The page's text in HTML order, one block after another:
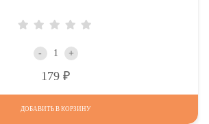
- +
179
ДОБАВИТЬ В КОРЗИНУ